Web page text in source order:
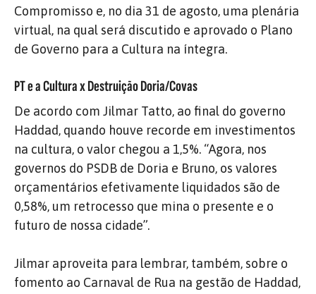
Compromisso e, no dia 31 de agosto, uma plenária
virtual, na qual será discutido e aprovado o Plano
de Governo para a Cultura na íntegra.
PT e a Cultura x Destruição Doria/Covas
De acordo com Jilmar Tatto, ao final do governo
Haddad, quando houve recorde em investimentos
na cultura, o valor chegou a 1,5%. “Agora, nos
governos do PSDB de Doria e Bruno, os valores
orçamentários efetivamente liquidados são de
0,58%, um retrocesso que mina o presente e o
futuro de nossa cidade”.
Jilmar aproveita para lembrar, também, sobre o
fomento ao Carnaval de Rua na gestão de Haddad,